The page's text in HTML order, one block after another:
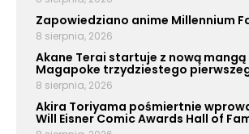
Zapowiedziano anime Millennium
8 sierpnia, 2026
Akane Terai startuje z nową mangą
Magapoke trzydziestego
8 sierpnia, 2026
Akira Toriyama pośmiertnie
Will Eisner Comic Awards Hall of